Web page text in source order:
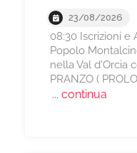
23/08/2026
08:30 Iscrizioni e
Popolo
nella Val d'Orcia
PRANZO (
... continua